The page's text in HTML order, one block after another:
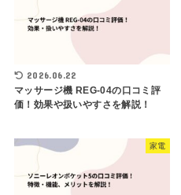
2026.06.22
マッサージ機 REG-04の口コミ評
価！効果や扱いやすさを解説！
家電